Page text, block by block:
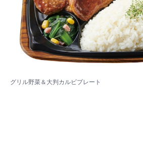
グリル野菜＆大判カルビプレート